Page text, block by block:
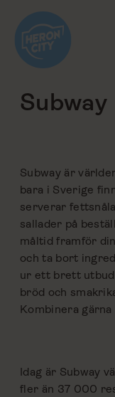
till
innehåll
tillbaka
Subway
Subway är
bara i Sverige
serverar
sallader på
måltid framför
och ta bort
ur ett brett utbud
bröd och
Kombinera
Idag är Subway
fler än 37 000